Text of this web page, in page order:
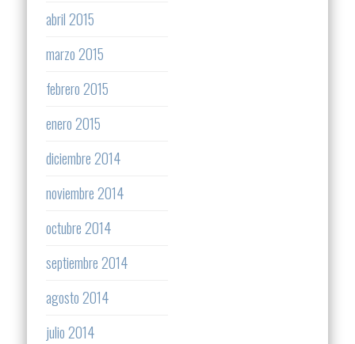
abril 2015
marzo 2015
febrero 2015
enero 2015
diciembre 2014
noviembre 2014
octubre 2014
septiembre 2014
agosto 2014
julio 2014